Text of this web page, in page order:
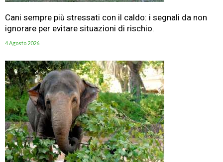
Cani sempre più stressati con il caldo: i segnali da non
ignorare per evitare situazioni di rischio.
4 Agosto 2026